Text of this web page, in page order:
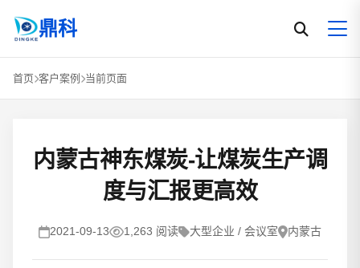
鼎科
首页 客户案例 当前页面
内蒙古神东煤炭-让煤炭生产调
度与汇报更高效
2021-09-13 1,263 阅读 大型企业 / 会议室 内蒙古